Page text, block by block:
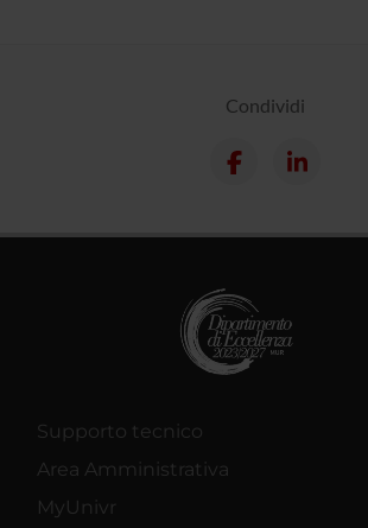
Condividi
Supporto tecnico
Area Amministrativa
MyUnivr